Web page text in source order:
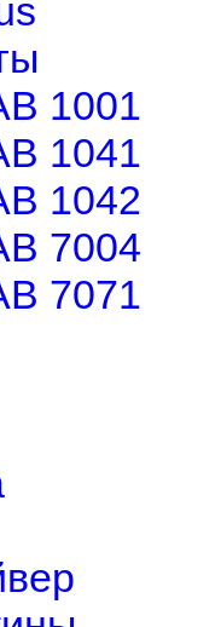
1001
1041
1042
7004
7071